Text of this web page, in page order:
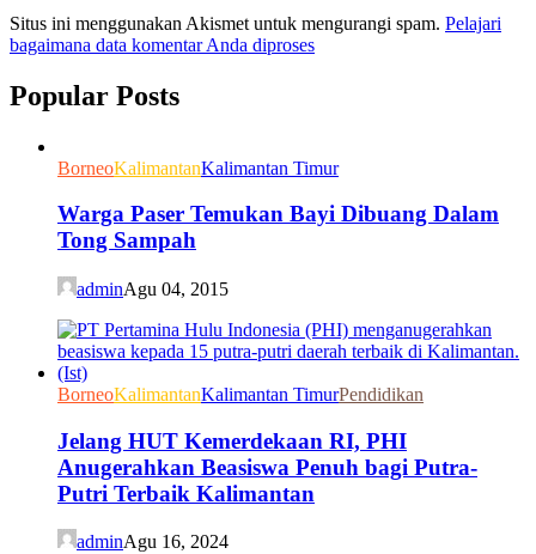
Situs ini menggunakan Akismet untuk mengurangi spam. Pelajari
bagaimana data komentar Anda diproses
Popular Posts
BorneoKalimantanKalimantan Timur
Warga Paser Temukan Bayi Dibuang Dalam
Tong Sampah
adminAgu 04, 2015
BorneoKalimantanKalimantan TimurPendidikan
Jelang HUT Kemerdekaan RI, PHI
Anugerahkan Beasiswa Penuh bagi Putra-
Putri Terbaik Kalimantan
adminAgu 16, 2024